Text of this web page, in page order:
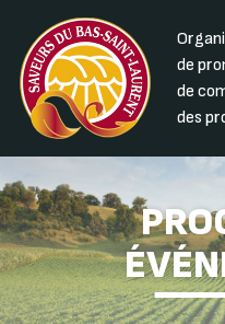
de
de
des